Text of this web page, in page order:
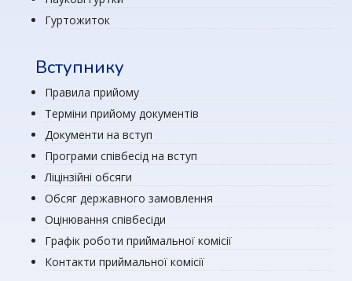
Гуртожиток
Вступнику
Правила прийому
Терміни прийому документів
Документи на вступ
Програми співбесід на вступ
Ліцінзійні обсяги
Обсяг державного замовлення
Оцінювання співбесіди
Графік роботи приймальної комісії
Контакти приймальної комісії